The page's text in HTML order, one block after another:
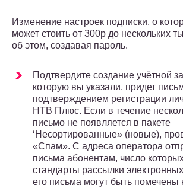
Изменение настроек подписки, о
может стоить от 300р до нескольких
об этом, создавая пароль.
Подтвердите создание учётной
которую вы указали, придет
подтверждением регистрации
НТВ Плюс. Если в течение
письмо не появляется в пакете
‘Несортированные» (новые),
«Спам». С адреса оператора
письма абонентам, число
стандарты рассылки
его письма могут быть помечены